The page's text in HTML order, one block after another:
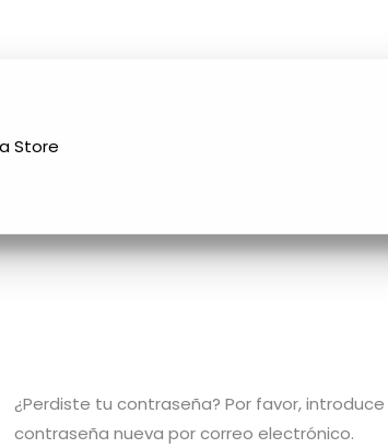
¿Perdiste tu contraseña? Por favor,
contraseña nueva por correo electrónico.